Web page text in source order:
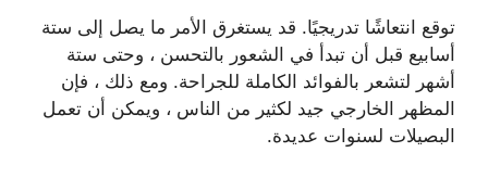
توقع انتعاشًا تدريجيًا. قد يستغرق الأمر ما يصل إلى ستة
أسابيع قبل أن تبدأ في الشعور بالتحسن ، وحتى ستة
أشهر لتشعر بالفوائد الكاملة للجراحة. ومع ذلك ، فإن
المظهر الخارجي جيد لكثير من الناس ، ويمكن أن تعمل
البصيلات لسنوات عديدة.